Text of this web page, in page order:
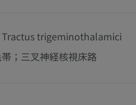
Tractus trigeminothalamici
；三叉神経核視床路